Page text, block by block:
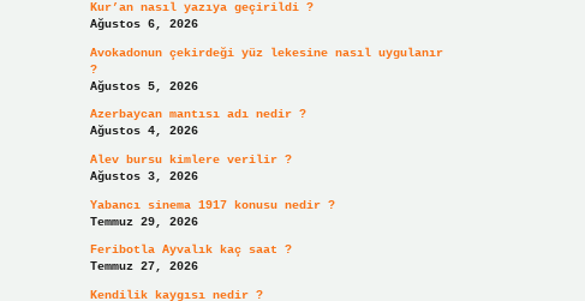
Kur’an nasıl yazıya geçirildi ?
Ağustos 6, 2026
Avokadonun çekirdeği yüz lekesine nasıl uygulanır
?
Ağustos 5, 2026
Azerbaycan mantısı adı nedir ?
Ağustos 4, 2026
Alev bursu kimlere verilir ?
Ağustos 3, 2026
Yabancı sinema 1917 konusu nedir ?
Temmuz 29, 2026
Feribotla Ayvalık kaç saat ?
Temmuz 27, 2026
Kendilik kaygısı nedir ?